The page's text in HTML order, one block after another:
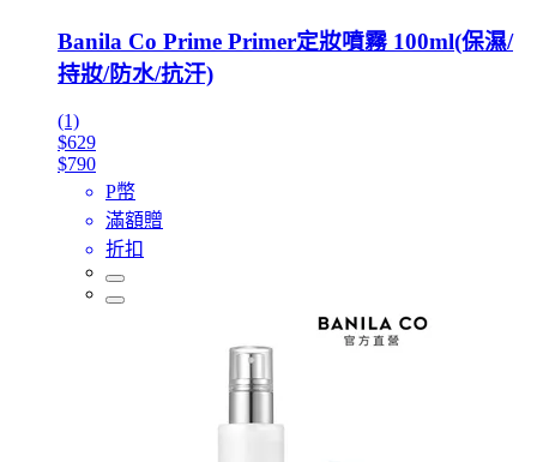
Banila Co Prime Primer定妝噴霧 100ml(保濕/
持妝/防水/抗汗)
(1)
$629
$790
P幣
滿額贈
折扣